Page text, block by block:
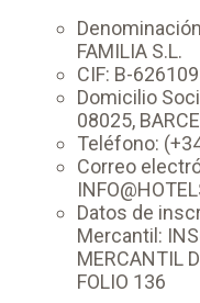
FAMILIA S.L.
CIF: B-
Domicilio
08025,
Teléfono:
Correo
Datos de
Mercantil:
MERCANTIL
FOLIO 136